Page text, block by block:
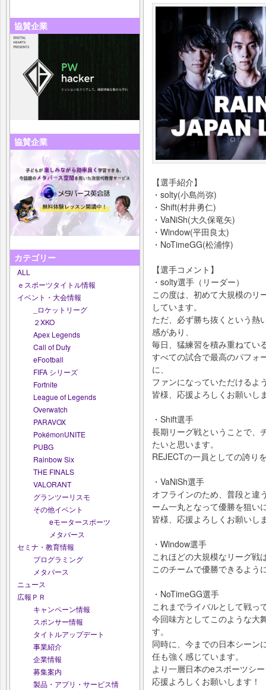
協賛企業
協賛企業
カテゴリー
ALL
ｅスポーツタイトル情報
イベント・大会情報
_ロケットリーグ
２XKO
Apex Legends
Call of Duty
eFootball
FIFA シリーズ
Fortnite
League of Legends
Overwatch
PARAVOX
PokémonUNITE
PUBG
Rainbow Six
THE FINALS
VALORANT
グランツーリスモ
その他イベント
eモータースポーツ
メタバース
セミナ・教育情報
プログラミング
メタバース
ニュース
広報ＰＲ
キャンペーン情報
スポンサー情報
タイトルアップデート
事業紹介
企業情報
募集案内
製品・アプリ・サービス情
【選手紹介】
・solty(小島尚弥)
・Shift(村井勇仁)
・VaNiSh(大久保竜矢)
・Window(平田良太)
・NoTimeGG(松浦惇)
【選手コメント】
・solty選手（リーダー）
この度は、初めて大規模のリ
しています。
ただ、必ず勝ち抜くという熱
感があり、
毎日、猛練習を積み重ねてい
すべての試合で最高のパフォ
に、
ファンになっていただけるよ
皆様、応援よろしくお願いし
・Shift選手
長期リーグ戦ということで、
たいと思います。
REJECTの一員としての誇り
・VaNiSh選手
オフラインのため、普段と違
ーム一丸となって優勝を狙い
皆様、応援よろしくお願いし
・Window選手
これほどの大規模なリーグ戦
このチームで優勝できるよう
・NoTimeGG選手
これまでライバルとして戦っ
今回味方としてこのような大
す。
同時に、今までの日本シーン
任も強く感じています。
より一層日本のeスポーツシ
応援よろしくお願いします！